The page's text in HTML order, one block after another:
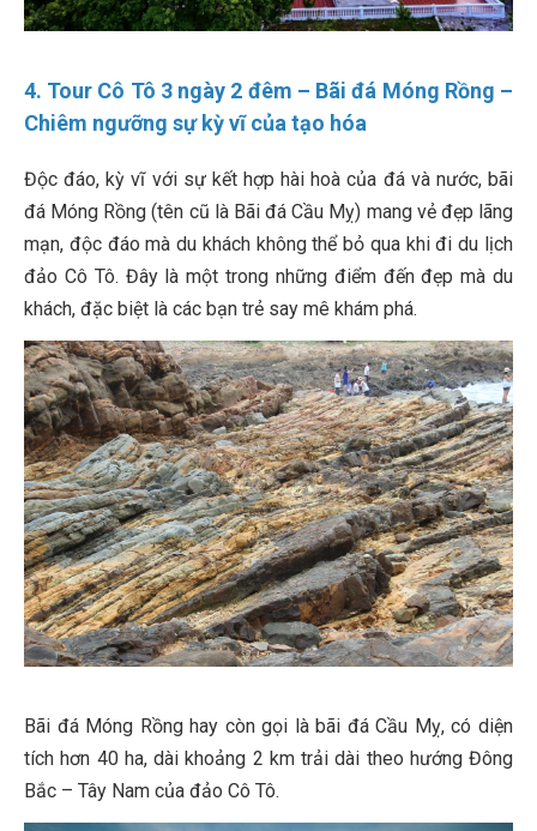
4. Tour Cô Tô 3 ngày 2 đêm – Bãi đá Móng Rồng –
Chiêm ngưỡng sự kỳ vĩ của tạo hóa
Độc đáo, kỳ vĩ với sự kết hợp hài hoà của đá và nước, bãi
đá Móng Rồng (tên cũ là Bãi đá Cầu Mỵ) mang vẻ đẹp lãng
mạn, độc đáo mà du khách không thể bỏ qua khi đi du lịch
đảo Cô Tô. Đây là một trong những điểm đến đẹp mà du
khách, đặc biệt là các bạn trẻ say mê khám phá.
Bãi đá Móng Rồng hay còn gọi là bãi đá Cầu Mỵ, có diện
tích hơn 40 ha, dài khoảng 2 km trải dài theo hướng Đông
Bắc – Tây Nam của đảo Cô Tô.